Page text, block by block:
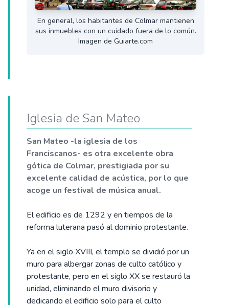
En general, los habitantes de Colmar mantienen
sus inmuebles con un cuidado fuera de lo común.
Imagen de Guiarte.com
Iglesia de San Mateo
San Mateo -la iglesia de los
Franciscanos- es otra excelente obra
gótica de Colmar, prestigiada por su
excelente calidad de acústica, por lo que
acoge un festival de música anual.
El edificio es de 1292 y en tiempos de la
reforma luterana pasó al dominio protestante.
Ya en el siglo XVIII, el templo se dividió por un
muro para albergar zonas de culto católico y
protestante, pero en el siglo XX se restauró la
unidad, eliminando el muro divisorio y
dedicando el edificio solo para el culto